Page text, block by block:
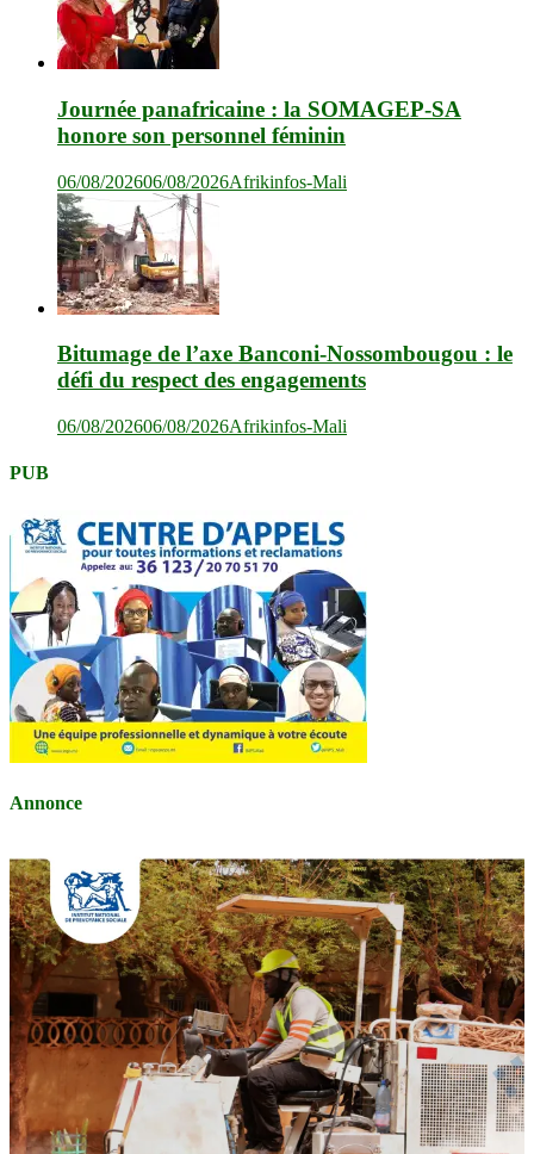
Journée panafricaine : la SOMAGEP-SA
honore son personnel féminin
06/08/202606/08/2026Afrikinfos-Mali
Bitumage de l’axe Banconi-Nossombougou : le
défi du respect des engagements
06/08/202606/08/2026Afrikinfos-Mali
PUB
Annonce